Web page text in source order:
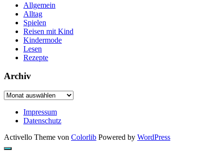
Allgemein
Alltag
Spielen
Reisen mit Kind
Kindermode
Lesen
Rezepte
Archiv
Archiv
Impressum
Datenschutz
Activello Theme von Colorlib Powered by WordPress